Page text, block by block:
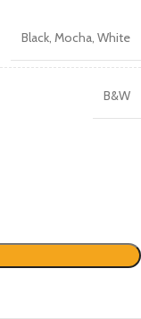
Black, Mocha, White
B&W